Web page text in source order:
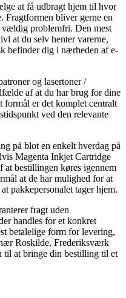
at få udbragt hjem til hvor
Fragtformen bliver gerne en
problemfri. Den mest
at du selv henter varerne,
befinder dig i nærheden af e-
og lasertoner /
af at du har brug for dine
formål er det komplet centralt
ved den relevante
på blot en enkelt hverdag på
Magenta Inkjet Cartridge
bestillingen køres igennem
at de har mulighed for at
pakkepersonalet tager hjem.
fragt uden
handles for et konkret
betalelige form for levering,
Roskilde, Frederiksværk
til at bringe din bestilling til et